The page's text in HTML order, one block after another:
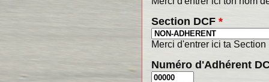
Section DCF *
Merci d'entrer ici ta
Numéro d'Adhérent